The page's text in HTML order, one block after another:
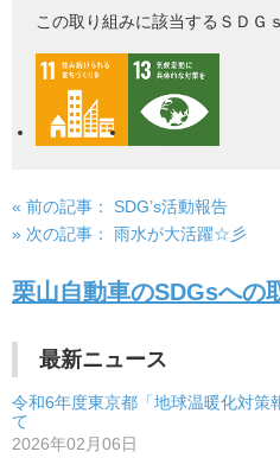
この取り組みに該当するＳＤＧｓ
投
ナ
ビ
ゲ
ー
« 前の記事：
SDG’s活動報告
» 次の記事：
雨水が大活躍☆彡
栗山自動車のSDGsへの
最新ニュース
令和6年度東京都「地球温暖化対策
て
2026年02月06日